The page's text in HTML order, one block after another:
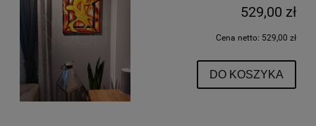
529,00 zł
Cena netto: 529,00 zł
DO KOSZYKA